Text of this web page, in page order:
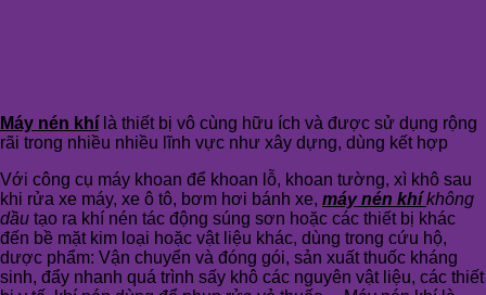
Máy nén khí là thiết bị vô cùng hữu ích và được sử dụng rộng
rãi trong nhiều nhiều lĩnh vực như xây dựng, dùng kết hợp
Với công cụ máy khoan để khoan lỗ, khoan tường, xì khô sau
khi rửa xe máy, xe ô tô, bơm hơi bánh xe, máy nén khíkhông
dầu tạo ra khí nén tác động súng sơn hoặc các thiết bị khác
đến bề mặt kim loại hoặc vật liệu khác, dùng trong cứu hộ,
dược phẩm: Vận chuyển và đóng gói, sản xuất thuốc kháng
sinh, đẩy nhanh quá trình sấy khô các nguyên vật liệu, các thiết